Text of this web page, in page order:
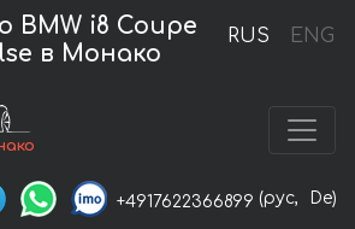
RUS ENG
BMW i8 Coupe
в Монако
+4917622366899 (рус, De)